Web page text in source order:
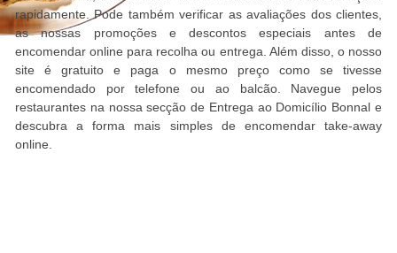
rapidamente. Pode também verificar as avaliações dos clientes,
as nossas promoções e descontos especiais antes de
encomendar online para recolha ou entrega. Além disso, o nosso
site é gratuito e paga o mesmo preço como se tivesse
encomendado por telefone ou ao balcão. Navegue pelos
restaurantes na nossa secção de Entrega ao Domicílio Bonnal e
descubra a forma mais simples de encomendar take-away
online.